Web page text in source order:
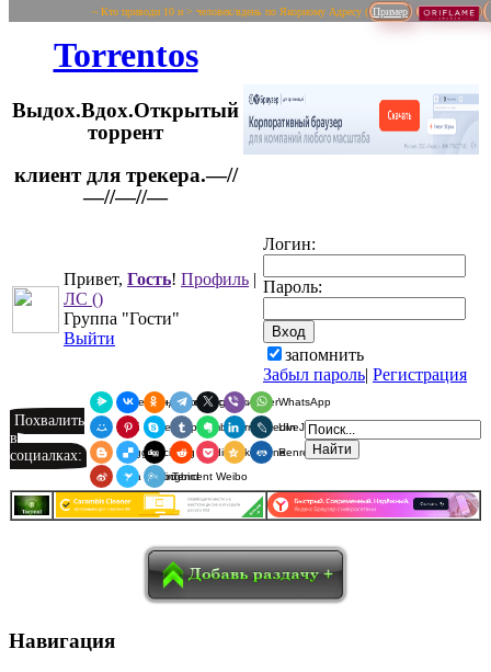
~ Кто приводи 10 и > человек/вдень по Якорному Адресу ( Пример
Torrentos
Выдох.Вдох.Открытый
торрент
Привет, Гость! Профиль |
ЛС ()
Группа "Гости"
Выйти
Логин:
Пароль:
запомнить
Забыл пароль| Регистрация
Похвалить
в
социалках:
Я.Мессенджер
ВКонтакте
Одноклассники
Telegram
X ViberWhatsApp
Мой МирPinterest
SkypeTumblrEvernoteLinkedInLiveJournal
BloggerDelicious
Digg redditPocketQzoneRenren
Sina Weibo
SurfingbirdTencent Weibo
Навигация